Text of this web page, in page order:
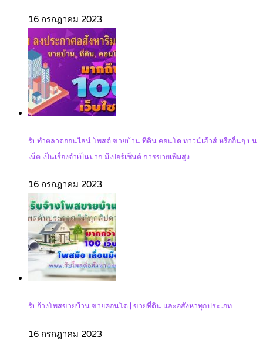
16 กรกฎาคม 2023
รับทำตลาดออนไลน์ โพสต์ ขายบ้าน ที่ดิน คอนโด ทาวน์เฮ้าส์ หรืออื่นๆ บน
เน็ต เป็นเรื่องจำเป็นมาก มีเปอร์เซ็นต์ การขายเพิ่มสูง
16 กรกฎาคม 2023
รับจ้างโพสขายบ้าน ขายคอนโด | ขายที่ดิน และอสังหาทุกประเภท‎
16 กรกฎาคม 2023